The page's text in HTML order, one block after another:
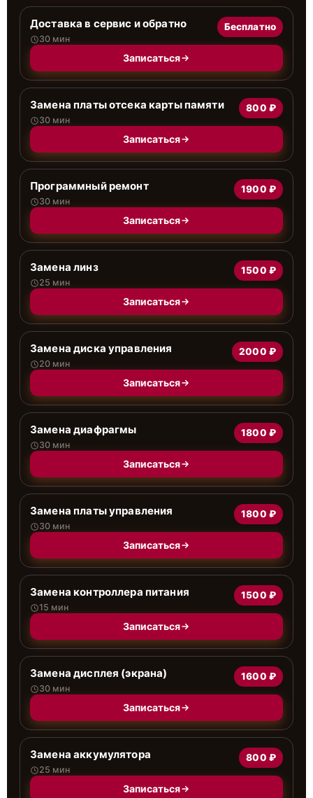
Доставка в сервис и обратно
30 мин
Бесплатно
Записаться
Замена платы отсека карты памяти
30 мин
800 ₽
Записаться
Программный ремонт
30 мин
1900 ₽
Записаться
Замена линз
25 мин
1500 ₽
Записаться
Замена диска управления
20 мин
2000 ₽
Записаться
Замена диафрагмы
30 мин
1800 ₽
Записаться
Замена платы управления
30 мин
1800 ₽
Записаться
Замена контроллера питания
15 мин
1500 ₽
Записаться
Замена дисплея (экрана)
30 мин
1600 ₽
Записаться
Замена аккумулятора
25 мин
800 ₽
Записаться